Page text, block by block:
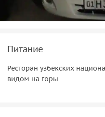
Питание
Ресторан узбекских
видом на горы